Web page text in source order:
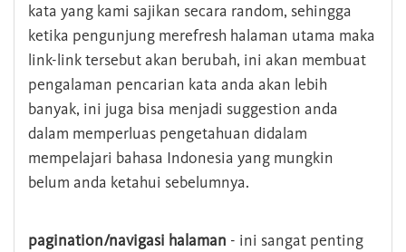
kata yang kami sajikan secara random, sehingga
ketika pengunjung merefresh halaman utama maka
link-link tersebut akan berubah, ini akan membuat
pengalaman pencarian kata anda akan lebih
banyak, ini juga bisa menjadi suggestion anda
dalam memperluas pengetahuan didalam
mempelajari bahasa Indonesia yang mungkin
belum anda ketahui sebelumnya.
pagination/navigasi halaman - ini sangat penting